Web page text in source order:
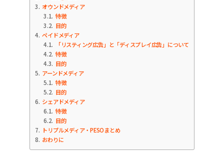
3
オウンドメディア
3.1 特徴
3.2 目的
4 ペイドメディア
4.1
「リスティング広告」と「ディスプレイ広告」について
4.2 特徴
4.3
目的
5 アーンドメディア
5.1 特徴
5.2 目的
6 シェアドメディア
6.1 特徴
6.2 目的
7
トリプルメディア・PESOまとめ
8 おわりに